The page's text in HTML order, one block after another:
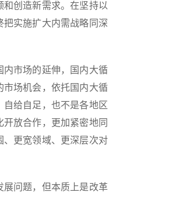
创造新需求。在坚持以
实施扩大内需战略同深
内市场的延伸，国内大循
场机会，依托国内大循
给自足，也不是各地区
放合作，更加紧密地同
更宽领域、更深层次对
展问题，但本质上是改革